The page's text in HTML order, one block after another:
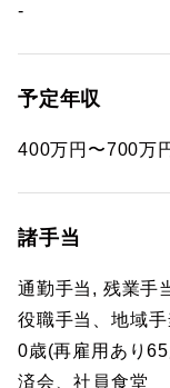
-
予定年収
400万円〜700万
諸手当
通勤手当, 残業手
役職手当、地域
0歳(再雇用あり
済会、社員食堂